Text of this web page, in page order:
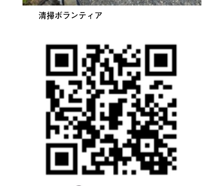
清掃ボランティア